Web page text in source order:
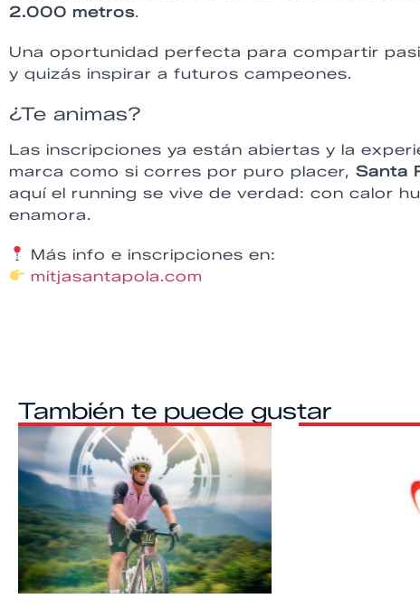
2.000 metros.
Una oportunidad perfecta para compartir
y quizás inspirar a futuros campeones.
¿Te animas?
Las inscripciones ya están abiertas y la
marca como si corres por puro placer, Santa
aquí el running se vive de verdad: con calor
enamora.
Más info e inscripciones en:
mitjasantapola.com
También te puede gustar